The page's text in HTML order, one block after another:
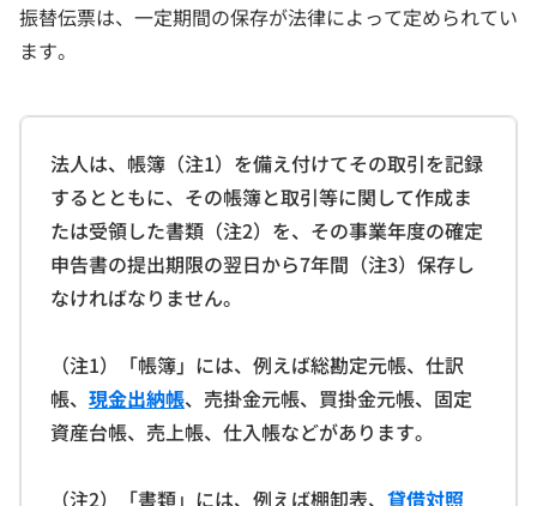
振替伝票は、一定期間の保存が法律によって定められてい
ます。
法人は、帳簿（注1）を備え付けてその取引を記録
するとともに、その帳簿と取引等に関して作成ま
たは受領した書類（注2）を、その事業年度の確定
申告書の提出期限の翌日から7年間（注3）保存し
なければなりません。
（注1）「帳簿」には、例えば総勘定元帳、仕訳
帳、 現金出納帳、売掛金元帳、買掛金元帳、固定
資産台帳、売上帳、仕入帳などがあります。
（注2）「書類」には、例えば棚卸表、 貸借対照